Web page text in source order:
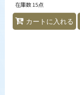
在庫数 15点
カートに入れる